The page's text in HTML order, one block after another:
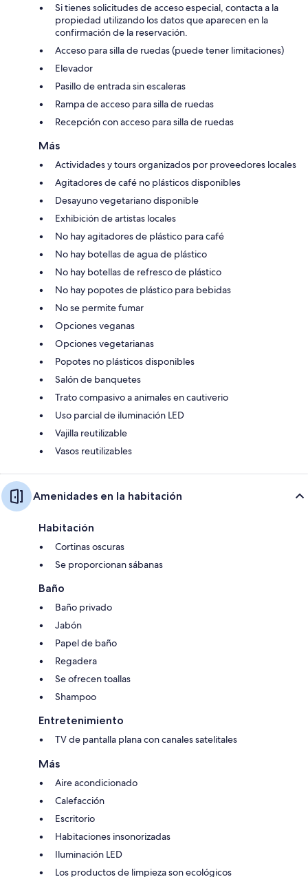
Si tienes solicitudes de acceso especial, contacta a la
propiedad utilizando los datos que aparecen en la
confirmación de la reservación.
Acceso para silla de ruedas (puede tener limitaciones)
Elevador
Pasillo de entrada sin escaleras
Rampa de acceso para silla de ruedas
Recepción con acceso para silla de ruedas
Más
Actividades y tours organizados por proveedores locales
Agitadores de café no plásticos disponibles
Desayuno vegetariano disponible
Exhibición de artistas locales
No hay agitadores de plástico para café
No hay botellas de agua de plástico
No hay botellas de refresco de plástico
No hay popotes de plástico para bebidas
No se permite fumar
Opciones veganas
Opciones vegetarianas
Popotes no plásticos disponibles
Salón de banquetes
Trato compasivo a animales en cautiverio
Uso parcial de iluminación LED
Vajilla reutilizable
Vasos reutilizables
Amenidades en la habitación
Habitación
Cortinas oscuras
Se proporcionan sábanas
Baño
Baño privado
Jabón
Papel de baño
Regadera
Se ofrecen toallas
Shampoo
Entretenimiento
TV de pantalla plana con canales satelitales
Más
Aire acondicionado
Calefacción
Escritorio
Habitaciones insonorizadas
Iluminación LED
Los productos de limpieza son ecológicos